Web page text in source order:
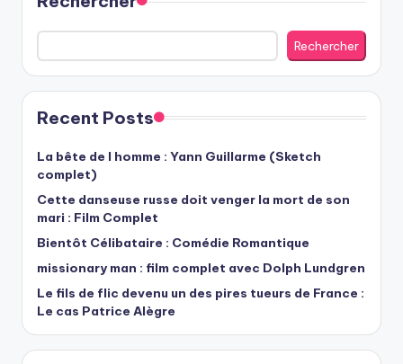
Rechercher
Recent Posts
La bête de l homme : Yann Guillarme (Sketch
complet)
Cette danseuse russe doit venger la mort de son
mari : Film Complet
Bientôt Célibataire : Comédie Romantique
missionary man : film complet avec Dolph Lundgren
Le fils de flic devenu un des pires tueurs de France :
Le cas Patrice Alègre